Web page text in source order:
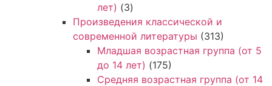
лет) (3)
Произведения классической и
современной литературы (313)
Младшая возрастная группа (от 5
до 14 лет) (175)
Средняя возрастная группа (от 14